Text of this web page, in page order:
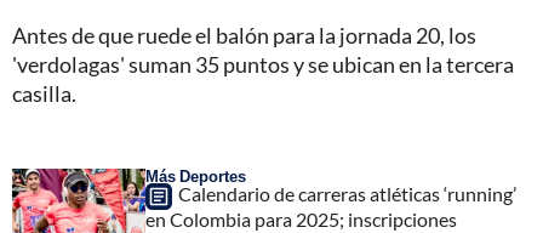
Antes de que ruede el balón para la jornada 20, los
'verdolagas' suman 35 puntos y se ubican en la tercera
casilla.
Más Deportes
Calendario de carreras atléticas ‘running’
en Colombia para 2025; inscripciones